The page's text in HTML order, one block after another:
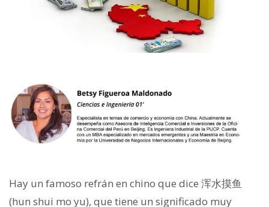
Hay un famoso refrán en chino que dice 浑水摸鱼
(hun shui mo yu), que tiene un significado muy